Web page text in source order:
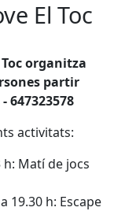
El Toc
Toc organitza
partir
647323578
activitats:
h: Matí de jocs
19.30 h: Escape